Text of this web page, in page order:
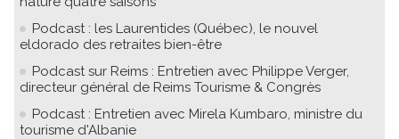
Podcast : les Laurentides (Québec), le nouvel
eldorado des retraites bien-être
Podcast sur Reims : Entretien avec Philippe Verger,
directeur général de Reims Tourisme & Congrès
Podcast : Entretien avec Mirela Kumbaro, ministre du
tourisme d'Albanie